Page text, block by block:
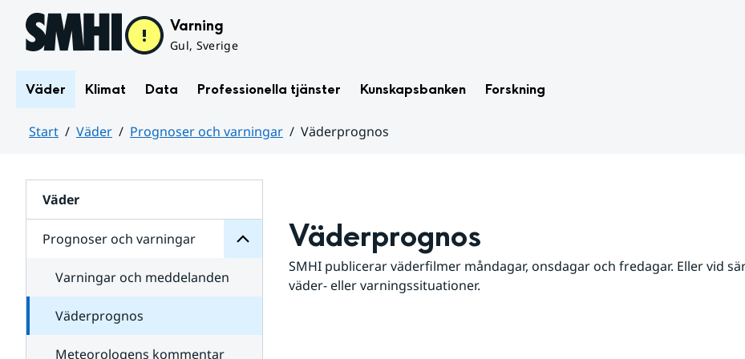
Hoppa till sidans innehåll Varning
Gul, Sverige
Väder Klimat Data Professionella tjänster Kunskapsbanken Forskning
Start Väder Prognoser och varningar
Väderprognos
Väder
Prognoser och varningar
för
varningar
Varningar och meddelanden
Väderprognos
Meteorologens kommentar
Väderprognos
SMHI publicerar väderfilmer måndagar, onsdagar och fredagar. Eller vid
väder- eller varningssituationer.